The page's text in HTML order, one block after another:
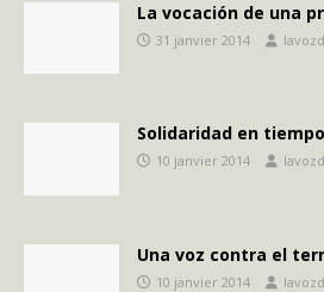
La vocación de una
31 janvier 2014
Solidaridad en
10 janvier 2014
Una voz contra el
10 janvier 2014